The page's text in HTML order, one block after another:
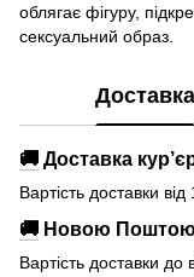
облягає фігуру,
сексуальний образ.
Доставка
🚚 Доставка
Вартість доставки від
🚚 Новою Поштою
Вартість доставки до